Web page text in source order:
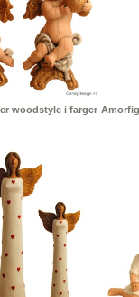
woodstyle i farger